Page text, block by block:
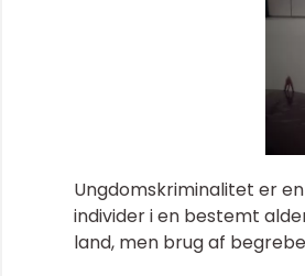
Ungdomskriminalitet er
individer i en bestemt
land, men brug af